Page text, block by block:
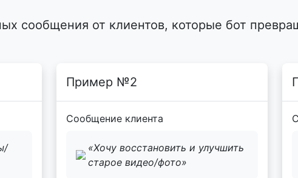
сообщения от клиентов, которые бот
Пример №2
Сообщение клиента
«Хочу восстановить и улучшить
старое видео/фото»